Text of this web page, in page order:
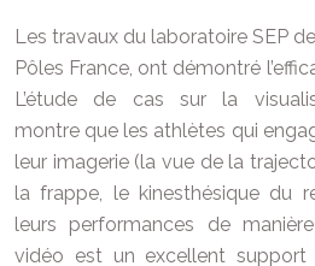
Les travaux du laboratoire SEP
Pôles France, ont démontré
L’étude de cas sur la
montre que les athlètes qui
leur imagerie (la vue de la
la frappe, le kinesthésique du
leurs performances de manière
vidéo est un excellent